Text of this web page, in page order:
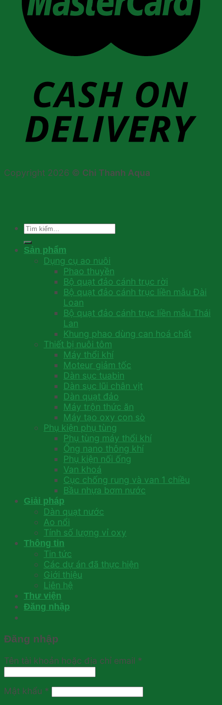
Copyright 2026 © Chi Thanh Aqua
Tìm
Sản phẩm
Dụng cụ ao nuôi
Phao thuyền
Bộ quạt đảo cánh trục rời
Bộ quạt đảo cánh trục liền mẫu Đài
Loan
Bộ quạt đảo cánh trục liền mẫu Thái
Lan
Khung phao dùng can hoá chất
Thiết bị nuôi tôm
Máy thổi khí
Moteur giảm tốc
Dàn sục tuabin
Dàn sục lũi chân vịt
Dàn quạt đảo
Máy trộn thức ăn
Máy tạo oxy con sò
Phụ kiện phụ tùng
Phụ tùng máy thổi khí
Ống nano thông khí
Phụ kiện nối ống
Van khoá
Cục chống rung và van 1 chiều
Bầu nhựa bơm nước
Giải pháp
Dàn quạt nước
Ao nổi
Tính số lượng vỉ oxy
Thông tin
Tin tức
Các dự án đã thực hiện
Giới thiệu
Liên hệ
Thư viện
Đăng nhập
Đăng nhập
Tên tài khoản hoặc địa chỉ email *
Mật khẩu *